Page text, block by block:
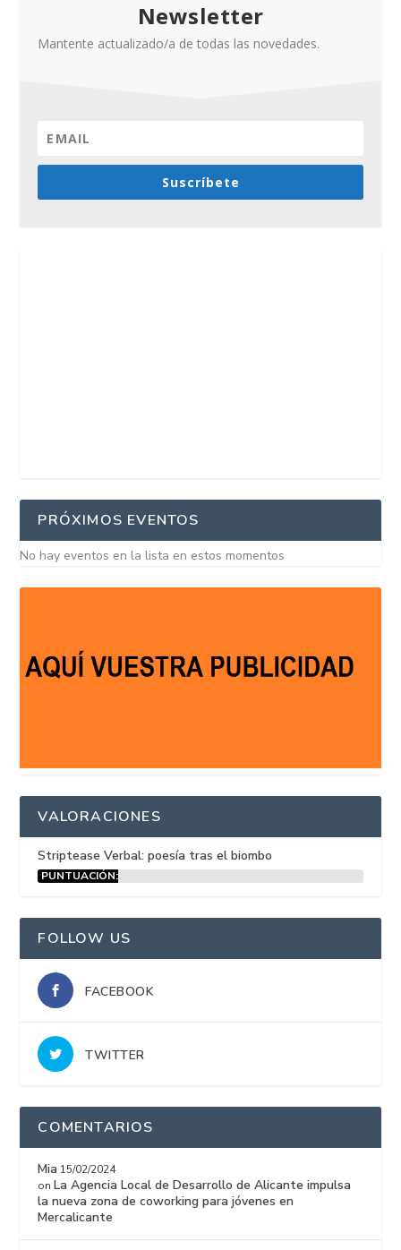
Newsletter
Mantente actualizado/a de todas las novedades.
Suscríbete
PRÓXIMOS EVENTOS
No hay eventos en la lista en estos momentos
VALORACIONES
Striptease Verbal: poesía tras el biombo
PUNTUACIÓN:
FOLLOW US
FACEBOOK
TWITTER
COMENTARIOS
Mia 15/02/2024
on La Agencia Local de Desarrollo de Alicante impulsa
la nueva zona de coworking para jóvenes en
Mercalicante